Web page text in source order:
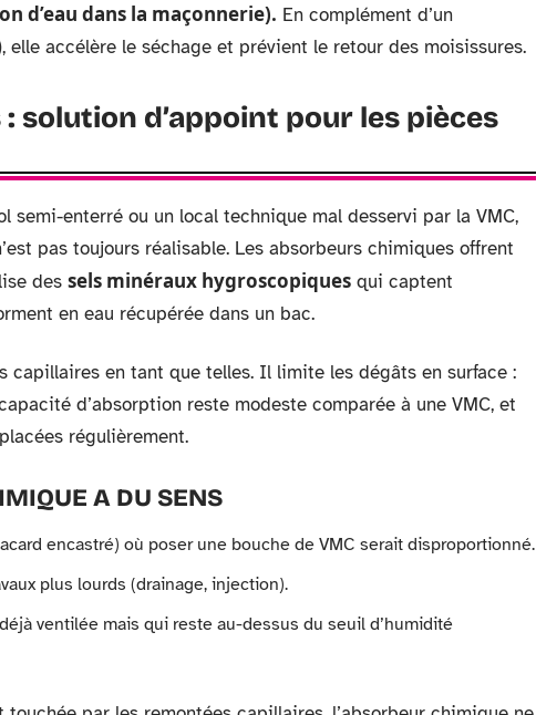
d’eau dans la maçonnerie). En complément d’un
accélère le séchage et prévient le retour des moisissures.
solution d’appoint pour les pièces
semi-enterré ou un local technique mal desservi par la VMC,
pas toujours réalisable. Les absorbeurs chimiques offrent
des sels minéraux hygroscopiques qui captent
en eau récupérée dans un bac.
capillaires en tant que telles. Il limite les dégâts en surface :
d’absorption reste modeste comparée à une VMC, et
régulièrement.
A DU SENS
encastré) où poser une bouche de VMC serait disproportionné.
plus lourds (drainage, injection).
ventilée mais qui reste au-dessus du seuil d’humidité